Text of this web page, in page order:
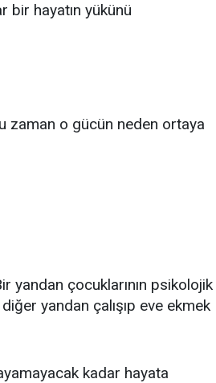
bir hayatın yükünü
zaman o gücün neden ortaya
yandan çocuklarının psikolojik
yandan çalışıp eve ekmek
kadar hayata